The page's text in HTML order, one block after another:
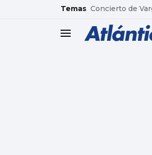
common.go-to-content
Temas Concierto de
header.menu.open